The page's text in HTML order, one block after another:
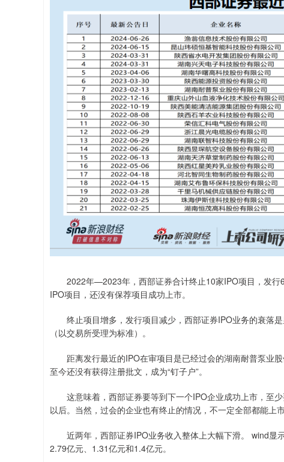
2022年—2023年，西部证券合计终止10家IPO项目，发行
IPO项目，还没有保荐项目成功上市。
终止项目增多，发行项目减少，西部证券IPO业务的衰落
（以交易所受理为标准）。
距离发行最近的IPO在审项目是已经过会的湖南耐普泵业
至今还没有获得注册批文，成为“钉子户”。
这意味着，西部证券要等到下一个IPO企业成功上市，至
以后。当然，过会的企业也有终止的情况，不一定全部都能上市
近两年，西部证券IPO业务收入整体上大幅下滑。 wind显
2.79亿元、1.31亿元和1.4亿元。